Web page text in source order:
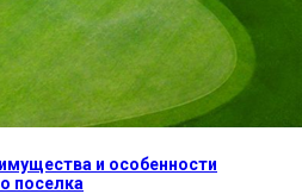
и особенности
поселка